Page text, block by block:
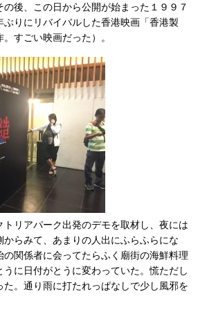
後、この日から公開が始まった１９９７
りにリバイバルした香港映画「香港製
すごい映画だった）。
リアパーク出発のデモを取材し、夜には
らみて、あまりの人出にふらふらにな
の関係者に会ってたらふく廟街の海鮮料理
に日付がとうに変わっていた。慌ただし
た。通り雨に打たれっぱなしで少し風邪を